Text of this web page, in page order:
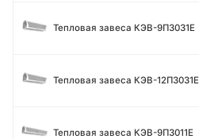
Тепловая завеса КЭВ-9П3031E
Тепловая завеса КЭВ-12П3031E
Тепловая завеса КЭВ-9П3011E